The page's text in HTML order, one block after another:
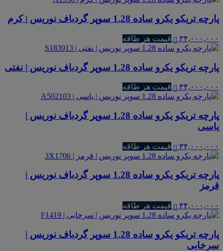
پارچه تریکو یکرو ساده 1.28 سوپر گردباف نوریس | کرم
۳۴,۰۰۰,۰۰۰ قیمت هر طاقه
پارچه تریکو یکرو ساده 1.28 سوپر گردباف نوریس | نفتی
۳۴,۰۰۰,۰۰۰ قیمت هر طاقه
پارچه تریکو یکرو ساده 1.28 سوپر گردباف نوریس |
یاسی
۳۴,۰۰۰,۰۰۰ قیمت هر طاقه
پارچه تریکو یکرو ساده 1.28 سوپر گردباف نوریس |
قرمز
۳۴,۰۰۰,۰۰۰ قیمت هر طاقه
پارچه تریکو یکرو ساده 1.28 سوپر گردباف نوریس |
سرخابی